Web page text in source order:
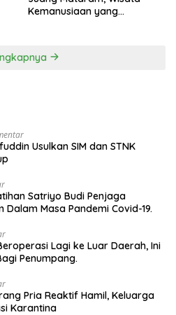
Kemanusiaan yang
Usulkan SIM dan STNK
Satriyo Budi Penjaga
Dalam Masa Pandemi Covid-19.
Lagi ke Luar Daerah, Ini
Penumpang.
Pria Reaktif Hamil, Keluarga
Karantina